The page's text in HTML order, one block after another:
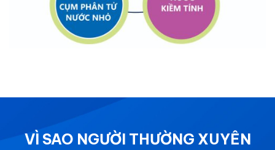
VÌ SAO NGƯỜI THƯỜNG XUYÊN